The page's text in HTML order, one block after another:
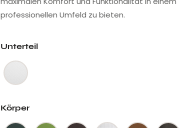
professionellen Umfeld zu bieten.
Unterteil
Körper